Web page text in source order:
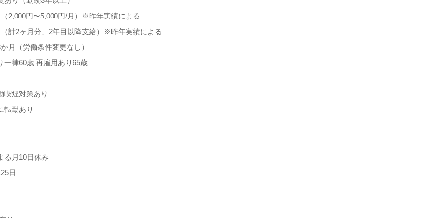
2,000円〜5,000円/月）※昨年実績による
計2ヶ月分、2年目以降支給）※昨年実績による
月（労働条件変更なし）
一律60歳 再雇用あり65歳
喫煙対策あり
転勤あり
る月10日休み
日